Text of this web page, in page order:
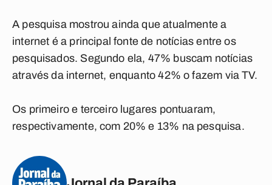
A pesquisa mostrou ainda que atualmente a
internet é a principal fonte de notícias entre os
pesquisados. Segundo ela, 47% buscam notícias
através da internet, enquanto 42% o fazem via TV.
Os primeiro e terceiro lugares pontuaram,
respectivamente, com 20% e 13% na pesquisa.